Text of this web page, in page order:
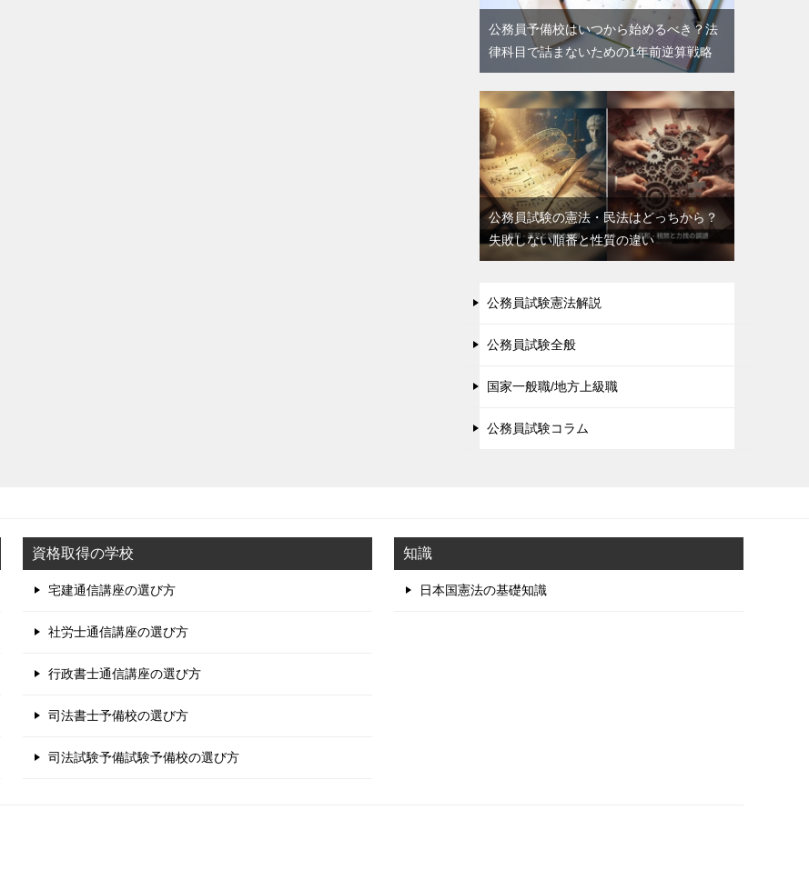
公務員予備校はいつから始めるべき？法
律科目で詰まないための1年前逆算戦略
公務員試験の憲法・民法はどっちから？
失敗しない順番と性質の違い
公務員試験憲法解説
公務員試験全般
国家一般職/地方上級職
公務員試験コラム
資格取得の学校
宅建通信講座の選び方
社労士通信講座の選び方
行政書士通信講座の選び方
司法書士予備校の選び方
司法試験予備試験予備校の選び方
知識
日本国憲法の基礎知識